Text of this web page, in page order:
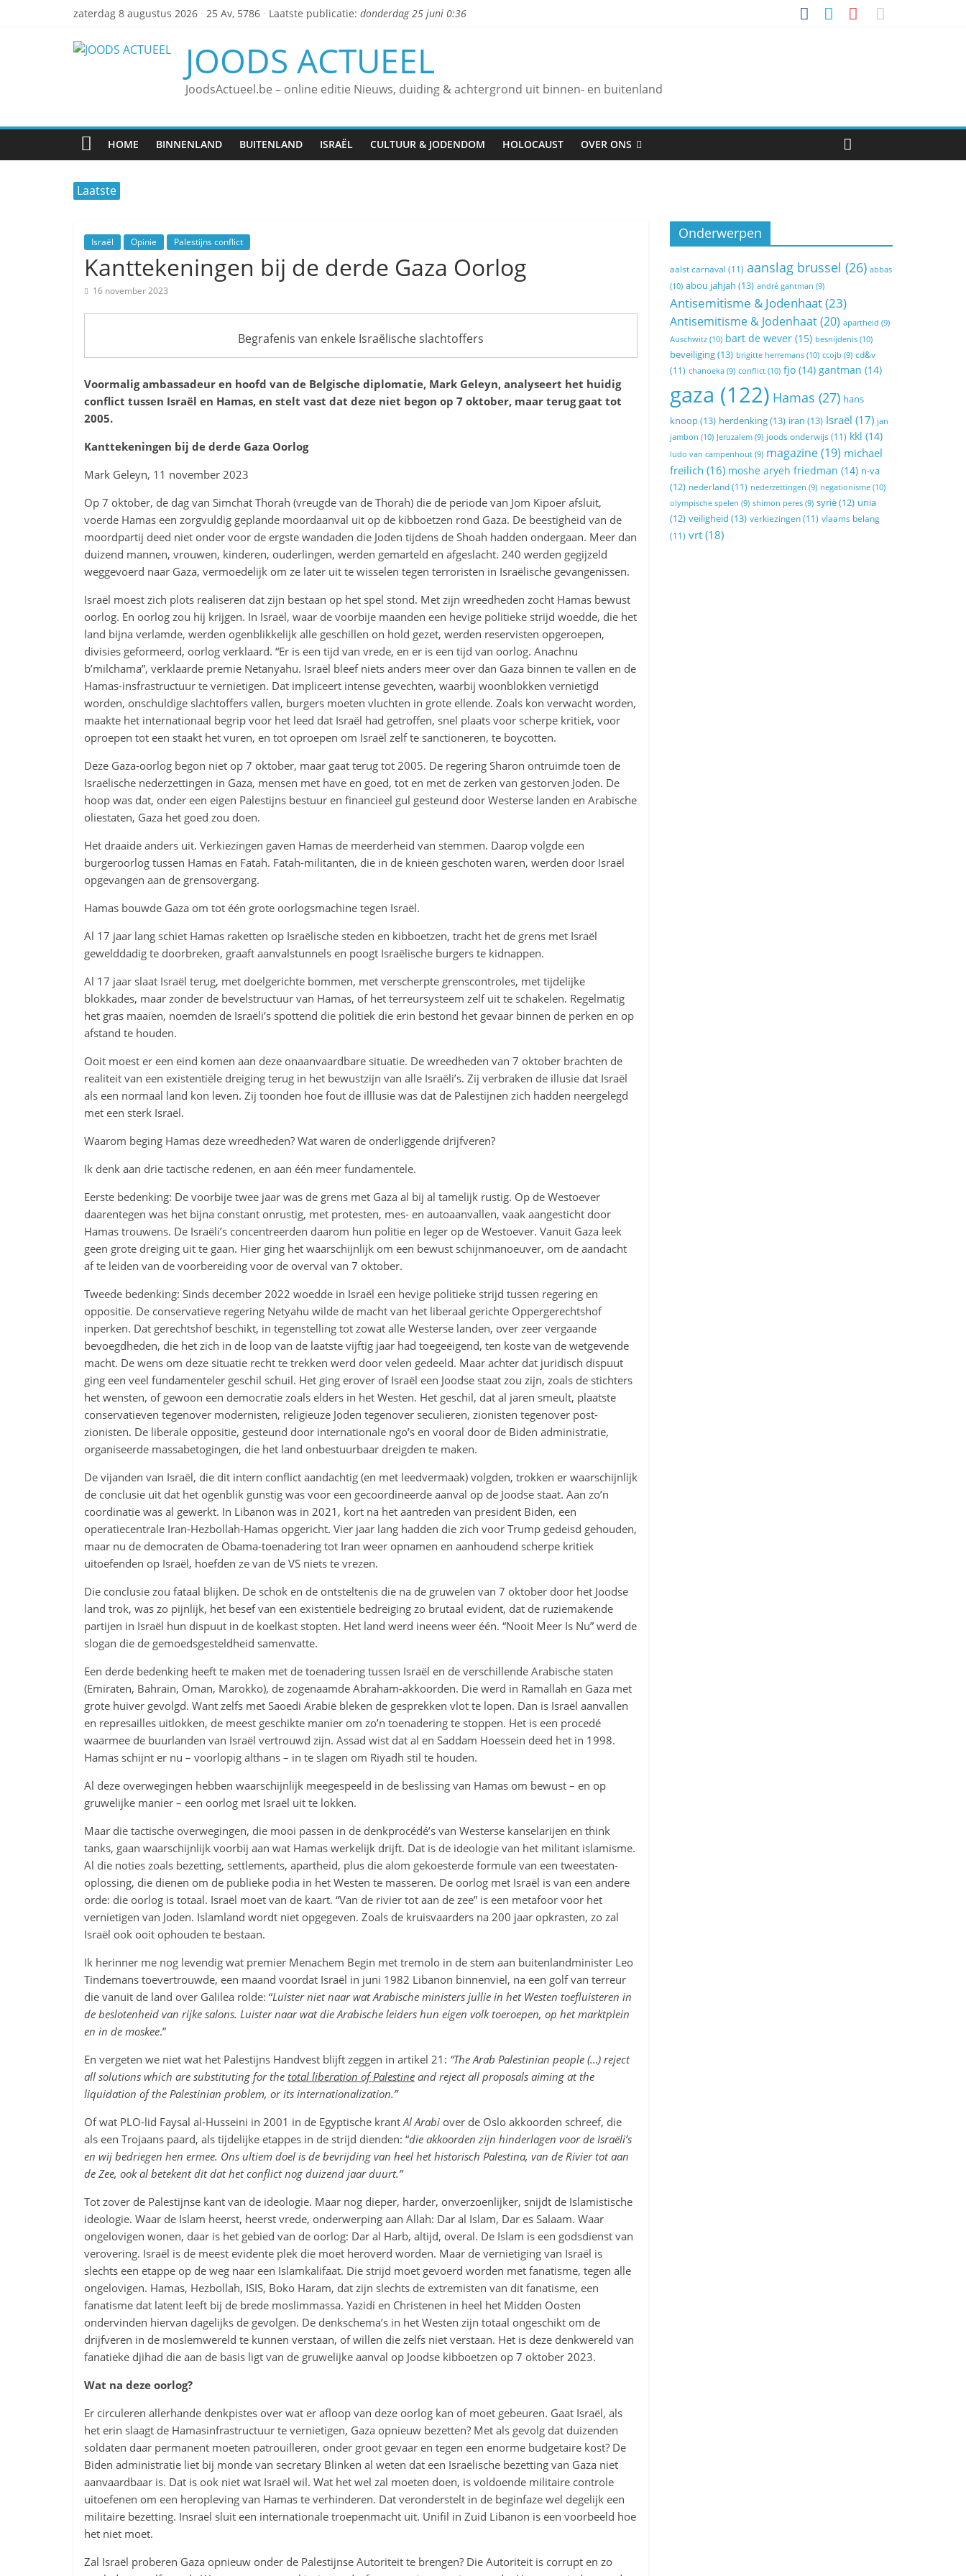
zaterdag 8 augustus 2026 · 25 Av, 5786 · Laatste publicatie: donderdag 25 juni 0:36
JOODS ACTUEEL
JoodsActueel.be – online editie Nieuws, duiding & achtergrond uit binnen- en buitenland
HOME BINNENLAND BUITENLAND ISRAËL CULTUUR & JODENDOM HOLOCAUST OVER ONS
Laatste
Israël Opinie Palestijns conflict
Kanttekeningen bij de derde Gaza Oorlog
16 november 2023
Begrafenis van enkele Israëlische slachtoffers
Voormalig ambassadeur en hoofd van de Belgische diplomatie, Mark Geleyn, analyseert het huidig
conflict tussen Israël en Hamas, en stelt vast dat deze niet begon op 7 oktober, maar terug gaat tot
2005.
Kanttekeningen bij de derde Gaza Oorlog
Mark Geleyn, 11 november 2023
Op 7 oktober, de dag van Simchat Thorah (vreugde van de Thorah) die de periode van Jom Kipoer afsluit,
voerde Hamas een zorgvuldig geplande moordaanval uit op de kibboetzen rond Gaza. De beestigheid van de
moordpartij deed niet onder voor de ergste wandaden die Joden tijdens de Shoah hadden ondergaan. Meer dan
duizend mannen, vrouwen, kinderen, ouderlingen, werden gemarteld en afgeslacht. 240 werden gegijzeld
weggevoerd naar Gaza, vermoedelijk om ze later uit te wisselen tegen terroristen in Israëlische gevangenissen.
Israël moest zich plots realiseren dat zijn bestaan op het spel stond. Met zijn wreedheden zocht Hamas bewust
oorlog. En oorlog zou hij krijgen. In Israël, waar de voorbije maanden een hevige politieke strijd woedde, die het
land bijna verlamde, werden ogenblikkelijk alle geschillen on hold gezet, werden reservisten opgeroepen,
divisies geformeerd, oorlog verklaard. “Er is een tijd van vrede, en er is een tijd van oorlog. Anachnu
b’milchama”, verklaarde premie Netanyahu. Israël bleef niets anders meer over dan Gaza binnen te vallen en de
Hamas-insfrastructuur te vernietigen. Dat impliceert intense gevechten, waarbij woonblokken vernietigd
worden, onschuldige slachtoffers vallen, burgers moeten vluchten in grote ellende. Zoals kon verwacht worden,
maakte het internationaal begrip voor het leed dat Israël had getroffen, snel plaats voor scherpe kritiek, voor
oproepen tot een staakt het vuren, en tot oproepen om Israël zelf te sanctioneren, te boycotten.
Deze Gaza-oorlog begon niet op 7 oktober, maar gaat terug tot 2005. De regering Sharon ontruimde toen de
Israëlische nederzettingen in Gaza, mensen met have en goed, tot en met de zerken van gestorven Joden. De
hoop was dat, onder een eigen Palestijns bestuur en financieel gul gesteund door Westerse landen en Arabische
oliestaten, Gaza het goed zou doen.
Het draaide anders uit. Verkiezingen gaven Hamas de meerderheid van stemmen. Daarop volgde een
burgeroorlog tussen Hamas en Fatah. Fatah-militanten, die in de knieën geschoten waren, werden door Israël
opgevangen aan de grensovergang.
Hamas bouwde Gaza om tot één grote oorlogsmachine tegen Israël.
Al 17 jaar lang schiet Hamas raketten op Israëlische steden en kibboetzen, tracht het de grens met Israël
gewelddadig te doorbreken, graaft aanvalstunnels en poogt Israëlische burgers te kidnappen.
Al 17 jaar slaat Israël terug, met doelgerichte bommen, met verscherpte grenscontroles, met tijdelijke
blokkades, maar zonder de bevelstructuur van Hamas, of het terreursysteem zelf uit te schakelen. Regelmatig
het gras maaien, noemden de Israëli’s spottend die politiek die erin bestond het gevaar binnen de perken en op
afstand te houden.
Ooit moest er een eind komen aan deze onaanvaardbare situatie. De wreedheden van 7 oktober brachten de
realiteit van een existentiële dreiging terug in het bewustzijn van alle Israëli’s. Zij verbraken de illusie dat Israël
als een normaal land kon leven. Zij toonden hoe fout de illlusie was dat de Palestijnen zich hadden neergelegd
met een sterk Israël.
Waarom beging Hamas deze wreedheden? Wat waren de onderliggende drijfveren?
Ik denk aan drie tactische redenen, en aan één meer fundamentele.
Eerste bedenking: De voorbije twee jaar was de grens met Gaza al bij al tamelijk rustig. Op de Westoever
daarentegen was het bijna constant onrustig, met protesten, mes- en autoaanvallen, vaak aangesticht door
Hamas trouwens. De Israëli’s concentreerden daarom hun politie en leger op de Westoever. Vanuit Gaza leek
geen grote dreiging uit te gaan. Hier ging het waarschijnlijk om een bewust schijnmanoeuver, om de aandacht
af te leiden van de voorbereiding voor de overval van 7 oktober.
Tweede bedenking: Sinds december 2022 woedde in Israël een hevige politieke strijd tussen regering en
oppositie. De conservatieve regering Netyahu wilde de macht van het liberaal gerichte Oppergerechtshof
inperken. Dat gerechtshof beschikt, in tegenstelling tot zowat alle Westerse landen, over zeer vergaande
bevoegdheden, die het zich in de loop van de laatste vijftig jaar had toegeëigend, ten koste van de wetgevende
macht. De wens om deze situatie recht te trekken werd door velen gedeeld. Maar achter dat juridisch dispuut
ging een veel fundamenteler geschil schuil. Het ging erover of Israël een Joodse staat zou zijn, zoals de stichters
het wensten, of gewoon een democratie zoals elders in het Westen. Het geschil, dat al jaren smeult, plaatste
conservatieven tegenover modernisten, religieuze Joden tegenover seculieren, zionisten tegenover post-
zionisten. De liberale oppositie, gesteund door internationale ngo’s en vooral door de Biden administratie,
organiseerde massabetogingen, die het land onbestuurbaar dreigden te maken.
De vijanden van Israël, die dit intern conflict aandachtig (en met leedvermaak) volgden, trokken er waarschijnlijk
de conclusie uit dat het ogenblik gunstig was voor een gecoordineerde aanval op de Joodse staat. Aan zo’n
coordinatie was al gewerkt. In Libanon was in 2021, kort na het aantreden van president Biden, een
operatiecentrale Iran-Hezbollah-Hamas opgericht. Vier jaar lang hadden die zich voor Trump gedeisd gehouden,
maar nu de democraten de Obama-toenadering tot Iran weer opnamen en aanhoudend scherpe kritiek
uitoefenden op Israël, hoefden ze van de VS niets te vrezen.
Die conclusie zou fataal blijken. De schok en de ontsteltenis die na de gruwelen van 7 oktober door het Joodse
land trok, was zo pijnlijk, het besef van een existentiële bedreiging zo brutaal evident, dat de ruziemakende
partijen in Israël hun dispuut in de koelkast stopten. Het land werd ineens weer één. “Nooit Meer Is Nu” werd de
slogan die de gemoedsgesteldheid samenvatte.
Een derde bedenking heeft te maken met de toenadering tussen Israël en de verschillende Arabische staten
(Emiraten, Bahrain, Oman, Marokko), de zogenaamde Abraham-akkoorden. Die werd in Ramallah en Gaza met
grote huiver gevolgd. Want zelfs met Saoedi Arabië bleken de gesprekken vlot te lopen. Dan is Israël aanvallen
en represailles uitlokken, de meest geschikte manier om zo’n toenadering te stoppen. Het is een procedé
waarmee de buurlanden van Israël vertrouwd zijn. Assad wist dat al en Saddam Hoessein deed het in 1998.
Hamas schijnt er nu – voorlopig althans – in te slagen om Riyadh stil te houden.
Al deze overwegingen hebben waarschijnlijk meegespeeld in de beslissing van Hamas om bewust – en op
gruwelijke manier – een oorlog met Israël uit te lokken.
Maar die tactische overwegingen, die mooi passen in de denkprocédé’s van Westerse kanselarijen en think
tanks, gaan waarschijnlijk voorbij aan wat Hamas werkelijk drijft. Dat is de ideologie van het militant islamisme.
Al die noties zoals bezetting, settlements, apartheid, plus die alom gekoesterde formule van een tweestaten-
oplossing, die dienen om de publieke podia in het Westen te masseren. De oorlog met Israël is van een andere
orde: die oorlog is totaal. Israël moet van de kaart. “Van de rivier tot aan de zee” is een metafoor voor het
vernietigen van Joden. Islamland wordt niet opgegeven. Zoals de kruisvaarders na 200 jaar opkrasten, zo zal
Israël ook ooit ophouden te bestaan.
Ik herinner me nog levendig wat premier Menachem Begin met tremolo in de stem aan buitenlandminister Leo
Tindemans toevertrouwde, een maand voordat Israël in juni 1982 Libanon binnenviel, na een golf van terreur
die vanuit de land over Galilea rolde: “Luister niet naar wat Arabische ministers jullie in het Westen toefluisteren in
de beslotenheid van rijke salons. Luister naar wat die Arabische leiders hun eigen volk toeroepen, op het marktplein
en in de moskee.”
En vergeten we niet wat het Palestijns Handvest blijft zeggen in artikel 21: “The Arab Palestinian people (…) reject
all solutions which are substituting for the total liberation of Palestine and reject all proposals aiming at the
liquidation of the Palestinian problem, or its internationalization.”
Of wat PLO-lid Faysal al-Husseini in 2001 in de Egyptische krantAl Arabi over de Oslo akkoorden schreef, die
als een Trojaans paard, als tijdelijke etappes in de strijd dienden: “die akkoorden zijn hinderlagen voor de Israëli’s
en wij bedriegen hen ermee. Ons ultiem doel is de bevrijding van heel het historisch Palestina, van de Rivier tot aan
de Zee, ook al betekent dit dat het conflict nog duizend jaar duurt.”
Tot zover de Palestijnse kant van de ideologie. Maar nog dieper, harder, onverzoenlijker, snijdt de Islamistische
ideologie. Waar de Islam heerst, heerst vrede, onderwerping aan Allah: Dar al Islam, Dar es Salaam. Waar
ongelovigen wonen, daar is het gebied van de oorlog: Dar al Harb, altijd, overal. De Islam is een godsdienst van
verovering. Israël is de meest evidente plek die moet heroverd worden. Maar de vernietiging van Israël is
slechts een etappe op de weg naar een Islamkalifaat. Die strijd moet gevoerd worden met fanatisme, tegen alle
ongelovigen. Hamas, Hezbollah, ISIS, Boko Haram, dat zijn slechts de extremisten van dit fanatisme, een
fanatisme dat latent leeft bij de brede moslimmassa. Yazidi en Christenen in heel het Midden Oosten
ondervinden hiervan dagelijks de gevolgen. De denkschema’s in het Westen zijn totaal ongeschikt om de
drijfveren in de moslemwereld te kunnen verstaan, of willen die zelfs niet verstaan. Het is deze denkwereld van
fanatieke djihad die aan de basis ligt van de gruwelijke aanval op Joodse kibboetzen op 7 oktober 2023.
Wat na deze oorlog?
Er circuleren allerhande denkpistes over wat er afloop van deze oorlog kan of moet gebeuren. Gaat Israël, als
het erin slaagt de Hamasinfrastructuur te vernietigen, Gaza opnieuw bezetten? Met als gevolg dat duizenden
soldaten daar permanent moeten patrouilleren, onder groot gevaar en tegen een enorme budgetaire kost? De
Biden administratie liet bij monde van secretary Blinken al weten dat een Israëlische bezetting van Gaza niet
aanvaardbaar is. Dat is ook niet wat Israël wil. Wat het wel zal moeten doen, is voldoende militaire controle
uitoefenen om een heropleving van Hamas te verhinderen. Dat veronderstelt in de beginfaze wel degelijk een
militaire bezetting. Insrael sluit een internationale troepenmacht uit. Unifil in Zuid Libanon is een voorbeeld hoe
het niet moet.
Zal Israël proberen Gaza opnieuw onder de Palestijnse Autoriteit te brengen? Die Autoriteit is corrupt en zo
Onderwerpen
aalst carnaval (11) aanslag brussel (26) abbas
(10) abou jahjah (13) andré gantman (9)
Antisemitisme & Jodenhaat(23)
Antisemitisme & Jodenhaat(20) apartheid (9)
Auschwitz (10) bart de wever (15) besnijdenis (10)
beveiliging(13) brigitte herremans (10) ccojb (9) cd&v
(11) chanoeka (9) conflict (10) fjo (14) gantman (14)
gaza (122) Hamas (27) hans
knoop(13) herdenking(13) iran (13) Israël (17) jan
jambon (10) Jeruzalem (9) joods onderwijs (11) kkl (14)
ludo van campenhout (9) magazine(19) michael
freilich (16) moshe aryeh friedman (14) n-va
(12) nederland(11) nederzettingen (9) negationisme (10)
olympische spelen (9) shimon peres (9) syrië(12) unia
(12) veiligheid (13) verkiezingen(11) vlaams belang
(11) vrt(18)